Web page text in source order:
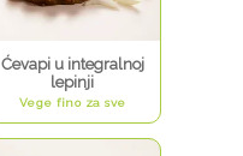
Ćevapi u integralnoj
lepinji
Vege fino za sve